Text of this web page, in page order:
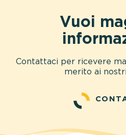
Vuoi
Contattaci per ricevere
merito ai